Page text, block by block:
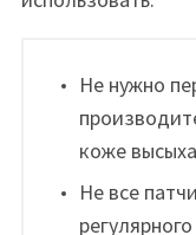
Не нужно
коже
Не все